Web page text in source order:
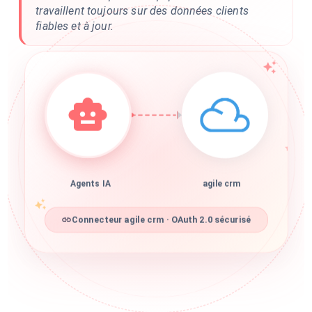
travaillent toujours sur des données clients
fiables et à jour.
Agents IA agile crm
Connecteur agile crm · OAuth 2.0 sécurisé